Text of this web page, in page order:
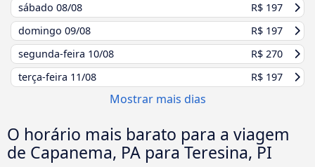
sábado 08/08
R$ 197
domingo 09/08
R$ 197
segunda-feira 10/08
R$ 270
terça-feira 11/08 R$ 197
Mostrar mais dias
O horário mais barato para a viagem
de Capanema, PA para Teresina, PI